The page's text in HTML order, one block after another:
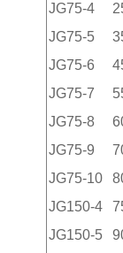
JG75-4
JG75-5
JG75-6
JG75-7
JG75-8
JG75-9
JG75-10
JG150-4
JG150-5